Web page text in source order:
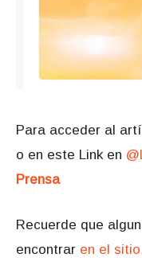
Para acceder al
o en este Link en
Prensa
Recuerde que
encontrar en el